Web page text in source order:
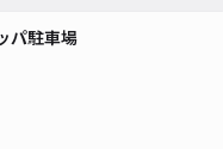
パ駐車場